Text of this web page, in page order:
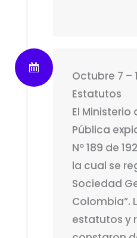
Octubre 7 –
Estatutos
El
Pública
Nº 189 de
la cual se
Sociedad
Colombia”.
estatutos y